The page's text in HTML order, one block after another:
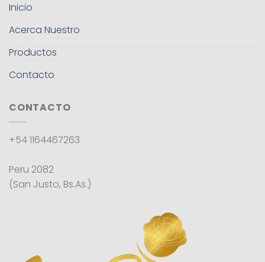
Inicio
Acerca Nuestro
Productos
Contacto
CONTACTO
+54 1164467263
Peru 2082
(San Justo, Bs.As.)